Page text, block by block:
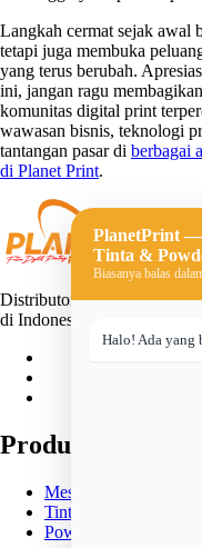
Langkah cermat sejak awal
tetapi juga membuka
yang terus berubah.
ini, jangan ragu
komunitas digital print
wawasan bisnis, teknologi
tantangan pasar di berbagai
di Planet Print.
Distributor mesin, tinta,
di Indonesia. Solusi lengkap
Produk
Mesin DTF
Tinta DTF
Powder DTF
PlanetPrint
Tinta &
Biasanya balas
Halo! Ada yang